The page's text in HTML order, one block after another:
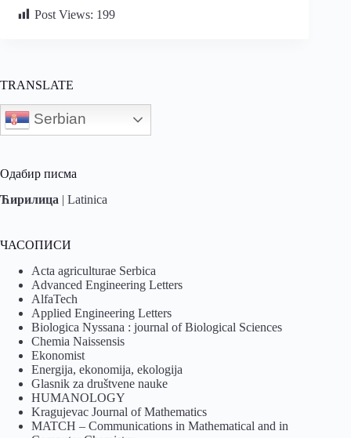
Post Views: 199
TRANSLATE
Serbian
Одабир писма
Ћирилица | Latinica
ЧАСОПИСИ
Acta agriculturae Serbica
Advanced Engineering Letters
AlfaTech
Applied Engineering Letters
Biologica Nyssana : journal of Biological Sciences
Chemia Naissensis
Ekonomist
Energija, ekonomija, ekologija
Glasnik za društvene nauke
HUMANOLOGY
Kragujevac Journal of Mathematics
MATCH – Communications in Mathematical and in